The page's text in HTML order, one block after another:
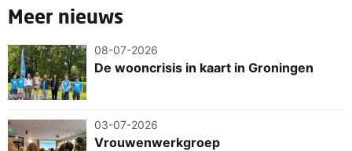
Meer nieuws
08-07-2026
De wooncrisis in kaart in Groningen
03-07-2026
Vrouwenwerkgroep